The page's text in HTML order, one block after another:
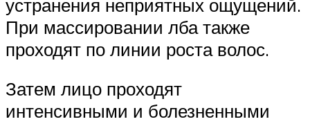
устранения неприятных ощущений.
При массировании лба также
проходят по линии роста волос.
Затем лицо проходят
интенсивными и болезненными